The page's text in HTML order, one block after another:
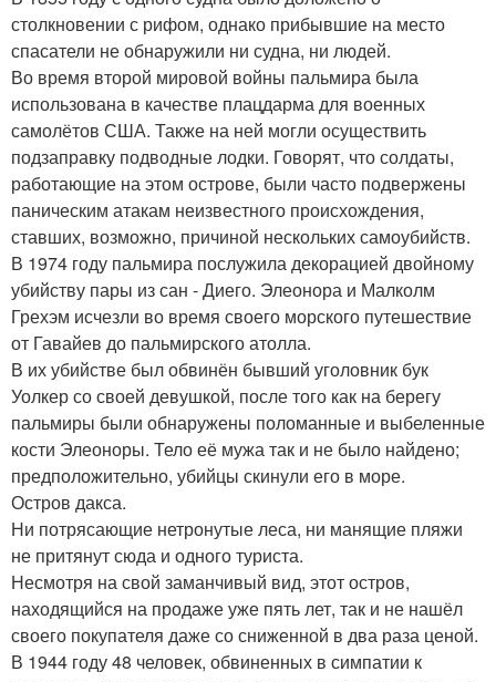
столкновении с рифом, однако прибывшие на место
спасатели не обнаружили ни судна, ни людей.
Во время второй мировой войны пальмира была
использована в качестве плацдарма для военных
самолётов США. Также на ней могли осуществить
подзаправку подводные лодки. Говорят, что солдаты,
работающие на этом острове, были часто подвержены
паническим атакам неизвестного происхождения,
ставших, возможно, причиной нескольких самоубийств.
В 1974 году пальмира послужила декорацией двойному
убийству пары из сан - Диего. Элеонора и Малколм
Грехэм исчезли во время своего морского путешествие
от Гавайев до пальмирского атолла.
В их убийстве был обвинён бывший уголовник бук
Уолкер со своей девушкой, после того как на берегу
пальмиры были обнаружены поломанные и выбеленные
кости Элеоноры. Тело её мужа так и не было найдено;
предположительно, убийцы скинули его в море.
Остров дакса.
Ни потрясающие нетронутые леса, ни манящие пляжи
не притянут сюда и одного туриста.
Несмотря на свой заманчивый вид, этот остров,
находящийся на продаже уже пять лет, так и не нашёл
своего покупателя даже со сниженной в два раза ценой.
В 1944 году 48 человек, обвиненных в симпатии к